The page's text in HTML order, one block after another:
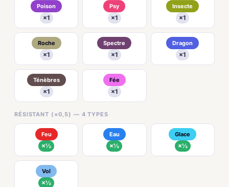
Poison
×1
Psy
×1
Insecte
×1
Roche
×1
Spectre
×1
Dragon
×1
Ténèbres
×1
Fée
×1
RÉSISTANT (×0,5) — 4 TYPES
Feu
×½
Eau
×½
Glace
×½
Vol
×½